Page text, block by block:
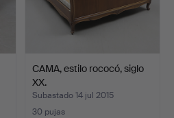
CAMA, estilo rococó, siglo
XX.
Subastado 14 jul 2015
30 pujas